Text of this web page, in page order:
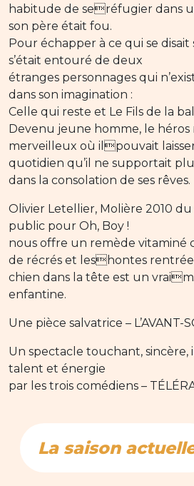
habitude de seréfugier dans
son père était fou.
Pour échapper à ce qui se disait
s’était entouré de deux
étranges personnages qui
dans son imagination :
Celle qui reste et Le Fils de la
Devenu jeune homme, le
merveilleux où ilpouvait
quotidien qu’il ne supportait
dans la consolation de ses rêves.
Olivier Letellier, Molière 2010
public pour Oh, Boy !
nous offre un remède vitaminé
de récrés et leshontes
chien dans la tête est un
enfantine.
Une pièce salvatrice – L’AVANT-
Un spectacle touchant,
talent et énergie
par les trois comédiens –
La saison